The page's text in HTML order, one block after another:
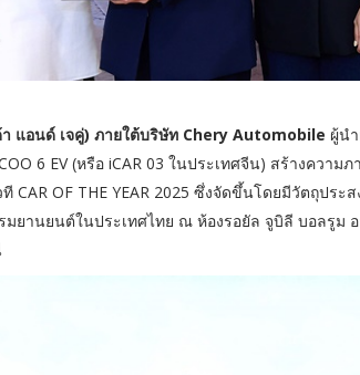
า แอนด์ เจคู่) ภายใต้บริษัท Chery Automobile ผู้น
6 EV (หรือ iCAR 03 ในประเทศจีน) สร้างความ
ที CAR OF THE YEAR 2025 ซึ่งจัดขึ้นโดยมีวัตถุป
ยานยนต์ในประเทศไทย ณ ห้องรอยัล จูบิลี บอลรูม